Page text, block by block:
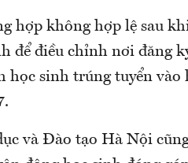
hợp không hợp lệ sau
để điều chỉnh nơi đăng
học sinh trúng tuyển
và Đào tạo Hà Nội